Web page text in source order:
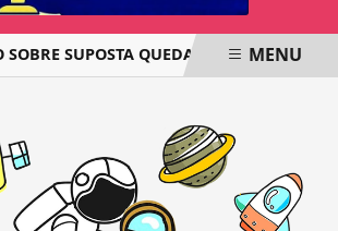
SUPOSTA QUEDA DE AVIÃO COM
MENU